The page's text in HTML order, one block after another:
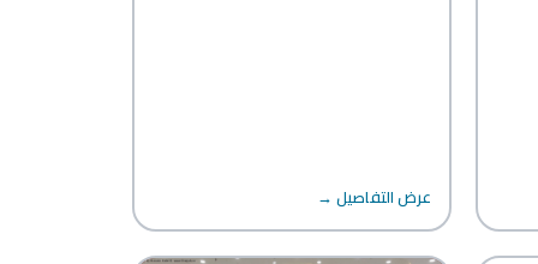
عرض التفاصيل →